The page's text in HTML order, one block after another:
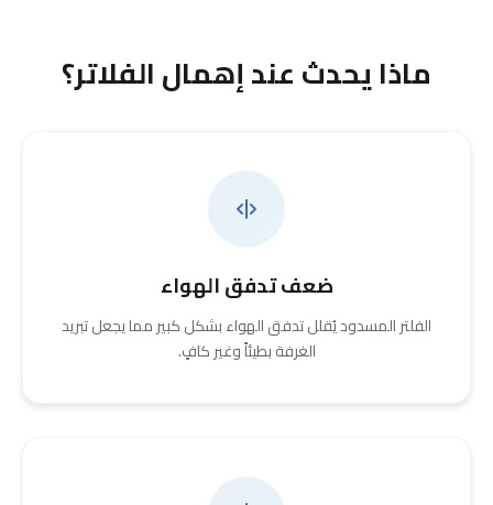
ماذا يحدث عند إهمال الفلاتر؟
ضعف تدفق الهواء
الفلتر المسدود يُقلل تدفق الهواء بشكل كبير مما يجعل تبريد
الغرفة بطيئاً وغير كافٍ.